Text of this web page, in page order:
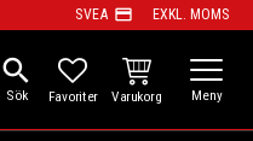
SVEA payment EXKL. MOMS
search
FAVORITER
KUNDVAGN